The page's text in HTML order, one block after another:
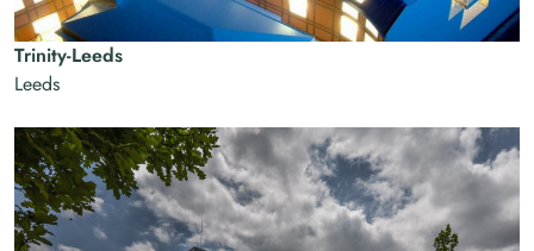
Trinity-Leeds
Leeds